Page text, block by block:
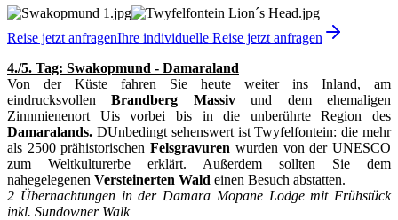
Reise jetzt anfragenIhre individuelle Reise jetzt anfragen
4./5. Tag: Swakopmund - Damaraland
Von der Küste fahren Sie heute weiter ins Inland, am
eindrucksvollenBrandberg Massivund dem ehemaligen
Zinnmienenort Uis vorbei bis in die unberührte Region des
Damaralands. DUnbedingt sehenswert ist Twyfelfontein: die mehr
als 2500 prähistorischenFelsgravuren wurden von der UNESCO
zum Weltkulturerbe erklärt. Außerdem sollten Sie dem
nahegelegenen Versteinerten Wald einen Besuch abstatten.
2 Übernachtungen in der Damara Mopane Lodge mit Frühstück
inkl. Sundowner Walk